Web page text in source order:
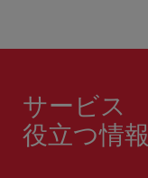
サービス
役立つ情報